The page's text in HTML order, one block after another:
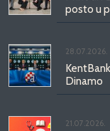
posto u
28.07.2026.
Dinamo
21.07.2026.